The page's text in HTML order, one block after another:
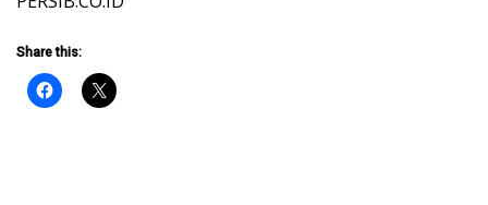
Share this: